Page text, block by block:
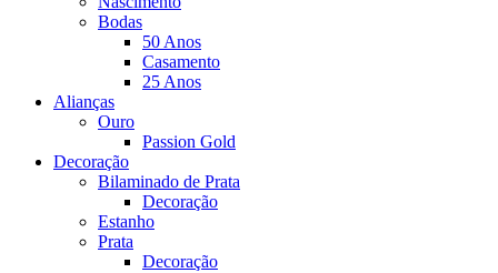
Bodas
50 Anos
Casamento
25 Anos
Alianças
Ouro
Passion Gold
Decoração
Bilaminado de Prata
Decoração
Estanho
Prata
Decoração